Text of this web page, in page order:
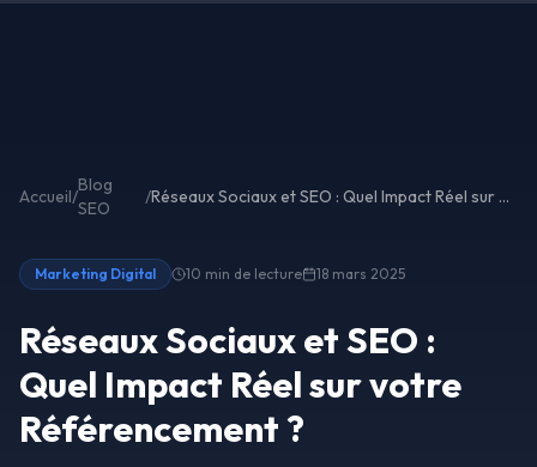
Accueil/
Blog
SEO
/ Réseaux Sociaux et SEO : Quel Impact Réel sur votre Référencement ?
Marketing Digital 10 min de lecture 18 mars 2025
Réseaux Sociaux et SEO :
Quel Impact Réel sur votre
Référencement ?